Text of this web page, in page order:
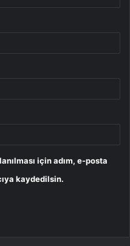
için adım, e-posta
kaydedilsin.